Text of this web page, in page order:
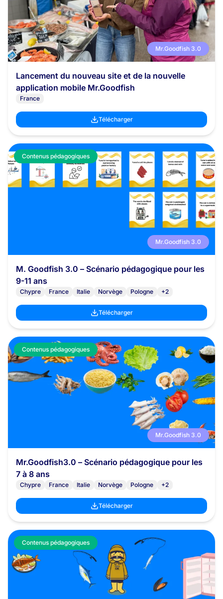
Mr.Goodfish 3.0
Lancement du nouveau site et de la nouvelle
application mobile Mr.Goodfish
France
Télécharger
Contenus pédagogiques
Mr.Goodfish 3.0
M. Goodfish 3.0 – Scénario pédagogique pour les
9-11 ans
Chypre France Italie Norvège Pologne +2
Télécharger
Contenus pédagogiques
Mr.Goodfish 3.0
Mr.Goodfish3.0 – Scénario pédagogique pour les
7 à 8 ans
Chypre France Italie Norvège Pologne +2
Télécharger
Contenus pédagogiques